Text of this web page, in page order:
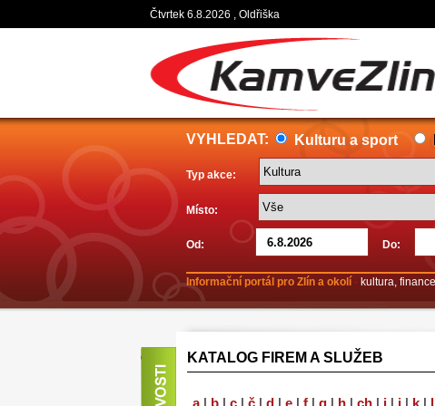
Čtvrtek 6.8.2026 , Oldřiška
VYHLEDAT: Kulturu a sport
Typ akce:
Místo:
Od: Do:
Informační portál pro Zlín a okolí- kultura,
KATALOG FIREM A SLUŽEB
a | b | c | č | d | e | f | g | h | ch | i | j | k | l